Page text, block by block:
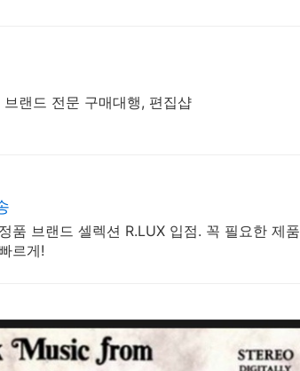
랜드 전문 구매대행, 편집샵
품 브랜드 셀렉션 R.LUX 입점. 꼭 필요한 제품
르게!